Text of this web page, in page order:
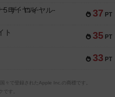
37 PT
5 ザ・ロイヤル-
35 PT
ト
33 PT
々で登録されたApple Inc.の商標です。
す。